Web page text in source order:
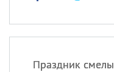
Праздник